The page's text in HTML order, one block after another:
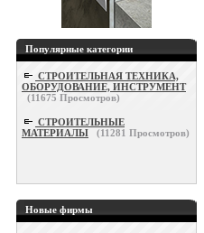
Популярные категории
СТРОИТЕЛЬНАЯ ТЕХНИКА,
ОБОРУДОВАНИЕ, ИНСТРУМЕНТ
(11675 Просмотров)
СТРОИТЕЛЬНЫЕ
МАТЕРИАЛЫ
(11281 Просмотров)
Новые фирмы